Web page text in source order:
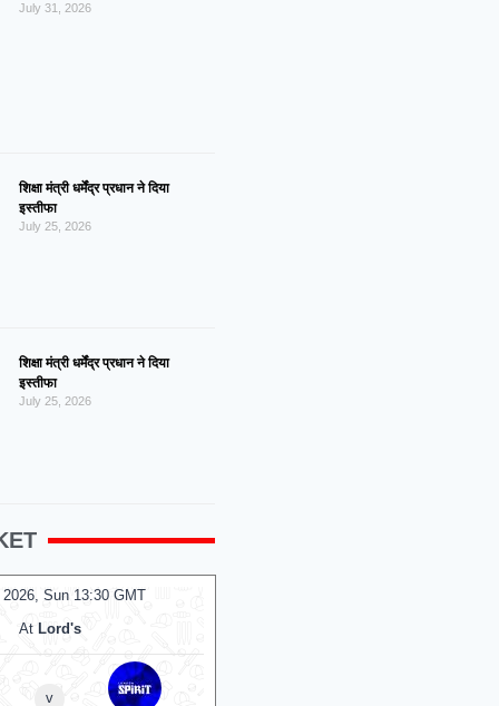
July 31, 2026
शिक्षा मंत्री धर्मेंद्र प्रधान ने दिया
इस्तीफा
July 25, 2026
शिक्षा मंत्री धर्मेंद्र प्रधान ने दिया
इस्तीफा
July 25, 2026
2026, Sun 13:30 GMT
At Lord's
v